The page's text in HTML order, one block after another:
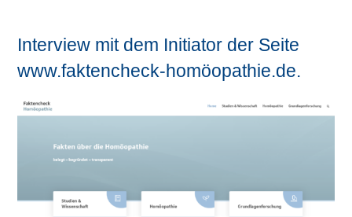
Interview mit dem Initiator der Seite
www.faktencheck-homöopathie.de.